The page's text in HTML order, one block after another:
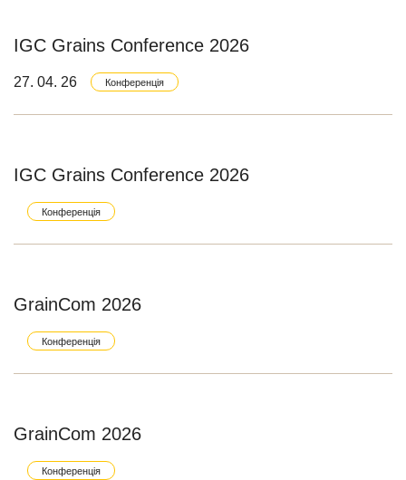
IGC Grains Conference 2026
Конференція
27. 04. 26
IGC Grains Conference 2026
Конференція
GrainCom 2026
Конференція
GrainCom 2026
Конференція